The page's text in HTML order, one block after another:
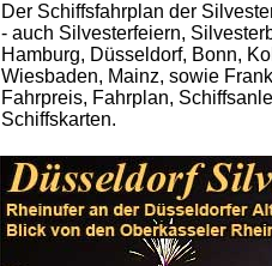
Der Schiffsfahrplan der
- auch Silvesterfeiern,
Hamburg, Düsseldorf, Bonn,
Wiesbaden, Mainz, sowie
Fahrpreis, Fahrplan,
Schiffskarten.